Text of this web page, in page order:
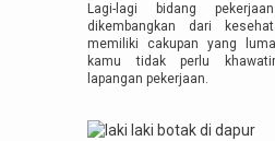
Lagi-lagi bidang
dikembangkan dari
memiliki cakupan yang
kamu tidak perlu
lapangan pekerjaan.